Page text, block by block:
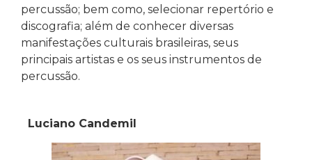
percussão; bem como, selecionar repertório e
discografia; além de conhecer diversas
manifestações culturais brasileiras, seus
principais artistas e os seus instrumentos de
percussão.
Luciano Candemil